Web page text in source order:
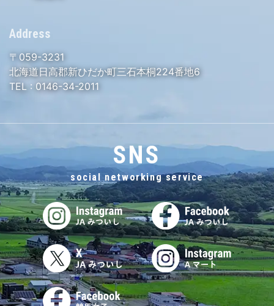
Address
〒059-3231
北海道日高郡新ひだか町三石本桐224番地6
TEL : 0146-34-2011
SNS
social networking service